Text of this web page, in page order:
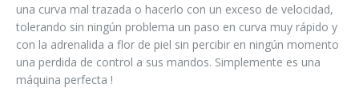
una curva mal trazada o hacerlo con un exceso de velocidad,
tolerando sin ningún problema un paso en curva muy rápido y
con la adrenalida a flor de piel sin percibir en ningún momento
una perdida de control a sus mandos. Simplemente es una
máquina perfecta !